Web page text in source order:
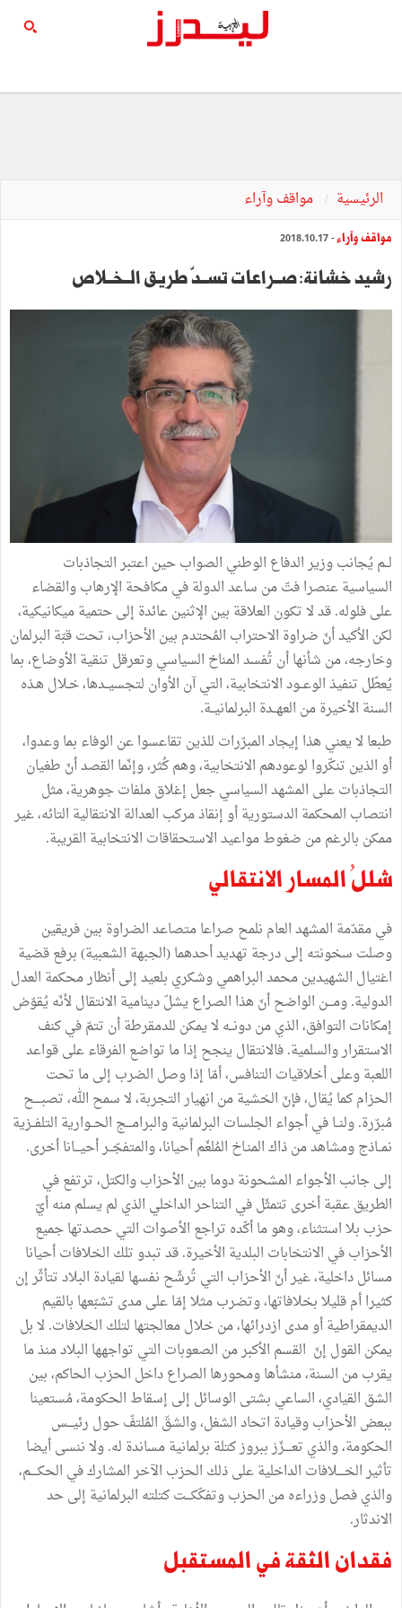
الرئيسية مواقف وآراء
مواقف وآراء- 2018.10.17
رشيد خشانة: صــراعات تســدّ طريق الــخــلاص
لــم يُجانب وزير الدفاع الوطني الصواب حين اعتبر التجاذبات
السياسية عنصرا فتّ من ساعد الدولة في مكافحة الإرهاب والقضاء
على فلوله. قد لا تكون العلاقة بين الإثنين عائدة إلى حتمية ميكانيكية،
لكن الأكيد أنّ ضراوة الاحتراب المُحتدم بين الأحزاب، تحت قبّة البرلمان
وخارجه، من شأنها أن تُفسد المناخ السياسي وتعرقل تنقية الأوضاع، بما
يُعطّل تنفيذ الوعــود الانتخابية، التي آن الأوان لتجسيــدها، خـلال هـذه
السنة الأخيرة من العهــدة البرلمانيــة.
طبعا لا يعني هذا إيجاد المبرّرات للذين تقاعسوا عن الوفاء بما وعدوا،
أو الذين تنكّروا لوعودهم الانتخابية، وهم كُثر، وإنّما القصد أنّ طغيان
التجاذبات على المشهد السياسي جعل إغلاق ملفات جوهرية، مثل
انتصاب المحكمة الدستورية أو إنقاذ مركب العدالة الانتقالية التائه، غير
ممكن بالرغم من ضغوط مواعيد الاستحقاقات الانتخابية القريبة.
شللُ المسار الانتقالي
في مقدّمة المشهد العام نلمح صراعا متصاعد الضراوة بين فريقين
وصلت سخونته إلى درجة تهديد أحدهما (الجبهة الشعبية) برفع قضية
اغتيال الشهيدين محمد البراهمي وشكري بلعيد إلى أنظار محكمة العدل
الدولية. ومـــن الواضح أنّ هذا الصراع يشلّ دينامية الانتقال لأنّه يُقوّض
إمكانات التوافق، الذي من دونــه لا يمكن للدمقرطة أن تتمّ في كنف
الاستقرار والسلمية. فالانتقال ينجح إذا ما تواضع الفرقاء على قواعد
اللعبة وعلى أخلاقيات التنافس، أمّا إذا وصل الضرب إلى ما تحت
الحزام كما يُقال، فإنّ الخشية من انهيار التجربة، لا سمح الله، تصبــــح
مُبرّرة. ولنــا في أجواء الجلسات البرلمانية والبرامـــج الحــوارية التلفــزية
نمــاذج ومشاهد من ذاك المنـاخ المُلغّم أحيانا، والمتفجّــر أحيـــانا أخرى.
إلى جانب الأجواء المشحونة دوما بين الأحزاب والكتل، ترتفع في
الطريق عقبة أخرى تتمثّل في التناحر الداخلي الذي لم يسلم منه أيّ
حزب بلا استثناء، وهو ما أكّده تراجع الأصوات التي حصدتها جميع
الأحزاب في الانتخابات البلدية الأخيرة. قد تبدو تلك الخلافات أحيانا
مسائل داخلية، غير أنّ الأحزاب التي تُرشّح نفسها لقيادة البلاد تتأثّر إن
كثيرا أم قليلا بخلافاتها، وتضرب مثلا إمّا على مدى تشبّعها بالقيم
الديمقراطية أو مدى ازدرائها، من خلال معالجتها لتلك الخلافات. لا بل
يمكن القول إنّ القسم الأكبر من الصعوبات التي تواجهها البلاد منذ ما
يقرب من السنة، منشأها ومحورها الصراع داخل الحزب الحاكم، بين
الشق القيادي، الساعي بشتى الوسائل إلى إسقاط الحكومة، مُستعينا
ببعض الأحزاب وقيادة اتحاد الشغل، والشقّ المُلتفّ حول رئيـــس
الحكومة، والذي تعــــزّز ببروز كتلة برلمانية مساندة له. ولا ننسى أيضا
تأثير الخــــلافات الداخلية على ذلك الحزب الآخر المشارك في الحكــــم،
والذي فصل وزراءه من الحزب وتفكّكـــت كتلته البرلمانية إلى حد
الاندثار.
فقدان الثقة في المستقبل